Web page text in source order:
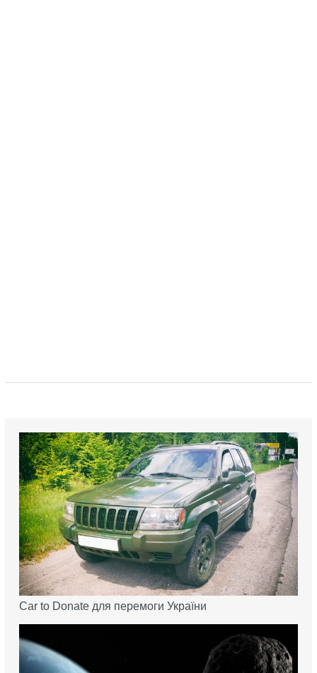
Car to Donate для перемоги України